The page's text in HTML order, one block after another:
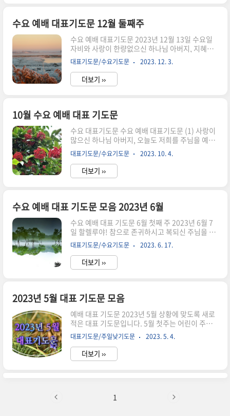
드려지는 예배가 진리와 성령으로 드려지게 하시고, 온 마음으로 하
나님을 높이며 찬양하길 원합니다. 성령 충만 은혜 충만 시간 되게
하소서. 사랑의 주님, 저희를 교회를 사랑하사 이곳에..
수요 예배 대표기도문 12월 둘째주
수요 예배 대표기도문 2023년 12월 13일 수요일
자비와 사랑이 한량없으신 하나님 아버지, 지혜의
말씀으로 천지를 창조하시고, 십자가의 사랑으로
모든 죄인들을 구원하시며, 믿는 자들에게 영생 주
심을 감사드립니다. 12월 둘째 주, 수요 예배를 기
억하고 거룩하신 하나님을 뵈옵고, 경배하기 위하
마나 기쁘고 감사한지요. 차가워진 날씨로 인해 힘
든 시간을 보내고 있지만, 시간이 지나만에 또한 추
운 겨울에 적응해 나가고 있습니다. 우리의 삶도 주
어진 환경에 최선을 다하여 적응하며 나가게 하시
고, 어떤 상황 속에서도 하나님을 예배하고 주의 말
씀을 따라 살아가는 삶에서 뒤처지지 않게 하옵소
서. 각가의 처소에서 주어..
대표기도문/수요기도문 2023. 12. 3.
더보기 ››
10월 수요 예배 대표 기도문
수요 대표기도문 수요 예배 대표기도문 (1) 사랑이
많으신 하나님 아버지, 오늘도 저희를 주님을 예배
하는 자리로 불러 주심 감사합니다. 긴 연휴를 끝내
고 10월이 시작되었습니다. 하늘은 높고 말은 살이
찐다는 천고마비의 계절입니다. 눈을 들어 자연을
보면 얼마나 아름다운지 형언할 수 없습니다. 하나
운 여름에서 아름다운 가을의 중앙인 10월로 바뀌
었습니다. 짙은 녹음을 자랑하던 숲은 어느새 붉고
노란색으로 변해 갑니다. 한 치의 앞도 보이지 않던
숲이 낙엽을 하나둘씩 떨구면서 나무와 나무 사이
의 틈이 보이기 시작합니다. 농부들은 그동안 가꾼
곡식을 수확하고 있습니다. 하나님께서 정하신 시
간표대로 흘러갑니다. 우리..
대표기도문/수요기도문 2023. 10. 4.
더보기 ››
수요 예배 대표 기도문 모음 2023년 6월
수요 예배 대표 기도문 6월 첫째 주 2023년 6월 7
일 할렐루야! 참으로 존귀하시고 복되신 주님을 찬
양합니다. 우리의 영원한 생명 되시고, 가장 든든한
피할 바위가 되시는 하나님 아버지를 찬양합니다.
부족하고 허물 많은 저희를 사랑하사 하나님의 거
룩한 백성 삼아 주시고, 주님을 위하여 살아갈 수 있
할 수 있는 은혜를 주시니 감사합니다. 어제는
2023년 현충일이었습니다. 나를 위해 목숨을 바치
고, 민주화 운동에 힘쓴 희생하는 분들을 기억하는
날이었습니다. 지금 우리가 이렇게 평화롭게 살 수
있는 것은 모두가 나라를 위해 희생한 이들이 있었
기 때문입니다. 하지만 대한민국을 지키시는 분은
하나님이십니다. 지금..
대표기도문/수요기도문 2023. 6. 17.
더보기 ››
2023년 5월 대표 기도문 모음
예배 대표 기도문 2023년 5월 상황에 맞도록 새로
적은 대표 기도문입니다. 5월 첫주는 어린이 주일,
둘째 주일은 어버이 주일입니다. 나머지는 교회의
각 행사에 맞도록 수정하십시오. 2022년 5월 대표
기도문은 아랭 링크를 활용하십시오. 2022년 5월
대표 기도문 모음 [주일 낮 대표 기도문] 5월 첫째
신 것을 감사드립니다. 이렇게 하나님께 나와 예배
대표기도문/주일낮기도문 2023. 5. 4.
더보기 ››
1